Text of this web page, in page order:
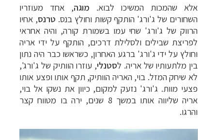
אלא שהמכות המשיכו לבוא. מוגה, אחד מעוזריו
השחורים של ג'ורג' הותקף קשות וחולץ בנס. טרנס, אחיו
הרווק של ג'ורג' שחי עמו בשמורת קורה, והיה אחראי
לפריצת שבילים ולסלילת דרכים, הותקף על ידי אריה
וחולץ על ידי ג'ורג' ברגע האחרון, כשראשו כבר היה נתון
בין מלתעותיו של אריה. לסטנלי, עוזרו הוותיק של ג'ורג',
לא שיחק המזל. בוי, האריה הוותיק, תקף אותו ופצע אותו
פצעי מוות. ג'ורג' נזעק למקום, כיוון את נשקו אל בוי,
אריה שליווה אותו במשך 8 שנים, ירה בו מטווח קצר
והרגו.